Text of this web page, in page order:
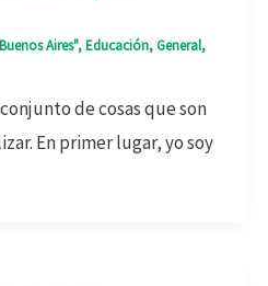
Aires",Educación,General,
de cosas que son
En primer lugar, yo soy